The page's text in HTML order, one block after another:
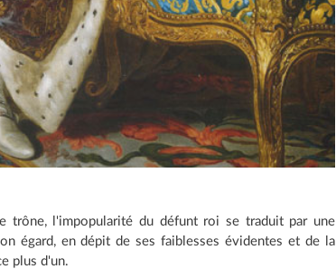
trône, l'impopularité du défunt roi se traduit par une
égard, en dépit de ses faiblesses évidentes et de la
plus d'un.